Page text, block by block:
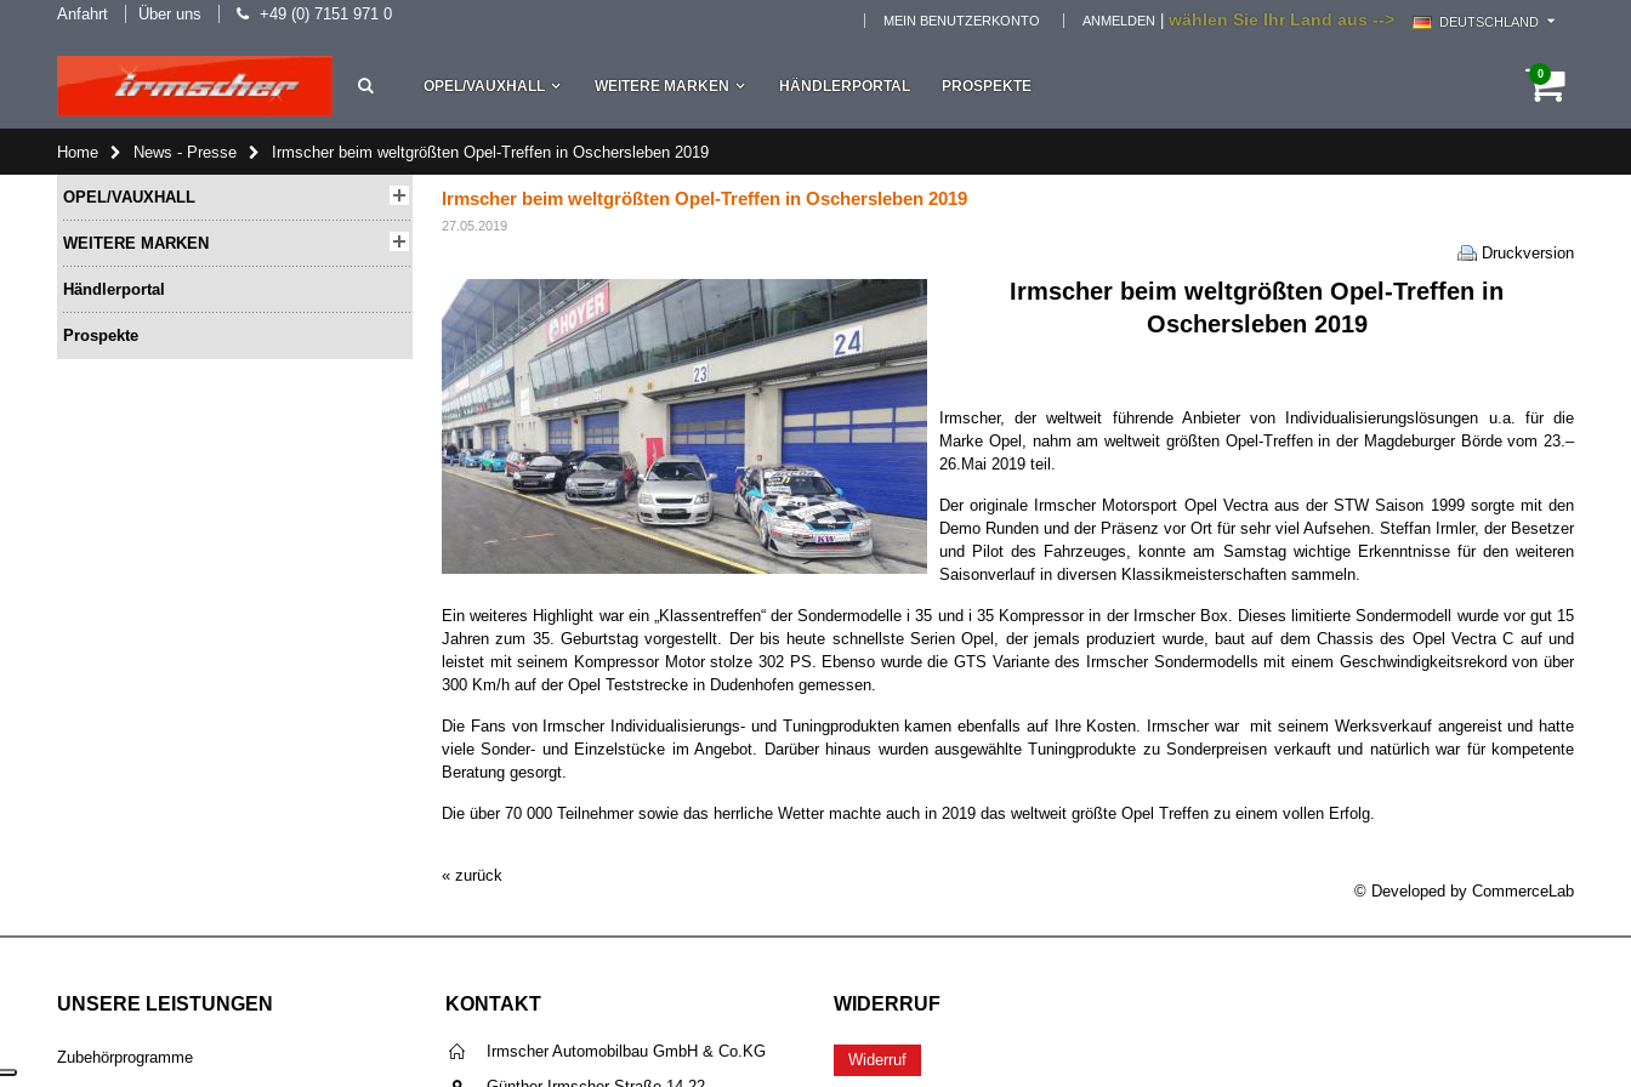
Anfahrt Über uns +49 (0) 7151 971 0 wählen Sie Ihr Land aus --> DEUTSCHLAND
MEIN BENUTZERKONTO ANMELDEN
0
OPEL/VAUXHALL WEITERE MARKEN HÄNDLERPORTAL PROSPEKTE
Home News - Presse Irmscher beim weltgrößten Opel-Treffen in Oschersleben 2019
Irmscher beim weltgrößten Opel-Treffen in Oschersleben 2019
27.05.2019
Druckversion
Irmscher beim weltgrößten Opel-Treffen in
Oschersleben 2019
Irmscher, der weltweit führende Anbieter von Individualisierungslösungen u.a. für die
Marke Opel, nahm am weltweit größten Opel-Treffen in der Magdeburger Börde vom 23.–
26.Mai 2019 teil.
Der originale Irmscher Motorsport Opel Vectra aus der STW Saison 1999 sorgte mit den
Demo Runden und der Präsenz vor Ort für sehr viel Aufsehen. Steffan Irmler, der Besetzer
und Pilot des Fahrzeuges, konnte am Samstag wichtige Erkenntnisse für den weiteren
Saisonverlauf in diversen Klassikmeisterschaften sammeln.
Ein weiteres Highlight war ein „Klassentreffen“ der Sondermodelle i 35 und i 35 Kompressor in der Irmscher Box. Dieses limitierte Sondermodell wurde vor gut 15
Jahren zum 35. Geburtstag vorgestellt. Der bis heute schnellste Serien Opel, der jemals produziert wurde, baut auf dem Chassis des Opel Vectra C auf und
leistet mit seinem Kompressor Motor stolze 302 PS. Ebenso wurde die GTS Variante des Irmscher Sondermodells mit einem Geschwindigkeitsrekord von über
300 Km/h auf der Opel Teststrecke in Dudenhofen gemessen.
Die Fans von Irmscher Individualisierungs- und Tuningprodukten kamen ebenfalls auf Ihre Kosten. Irmscher war mit seinem Werksverkauf angereist und hatte
viele Sonder- und Einzelstücke im Angebot. Darüber hinaus wurden ausgewählte Tuningprodukte zu Sonderpreisen verkauft und natürlich war für kompetente
Beratung gesorgt.
Die über 70 000 Teilnehmer sowie das herrliche Wetter machte auch in 2019 das weltweit größte Opel Treffen zu einem vollen Erfolg.
« zurück
© Developed by CommerceLab
OPEL/VAUXHALL
WEITERE MARKEN
Händlerportal
Prospekte
UNSERE LEISTUNGEN
Zubehörprogramme
KONTAKT
Irmscher Automobilbau GmbH & Co.KG
WIDERRUF
Widerruf